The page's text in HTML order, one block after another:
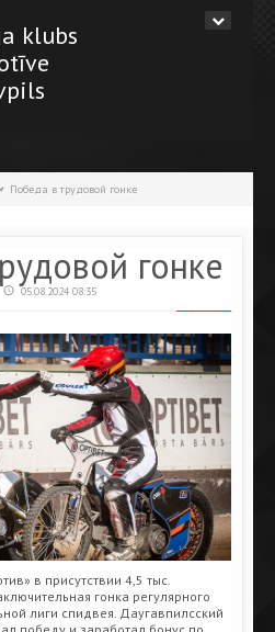
klubs
Победа в трудовой гонке
гонке
05.08.2024 08:35
в присутствии 4,5 тыс.
гонка регулярного
лиги спидвея. Даугавпилсский